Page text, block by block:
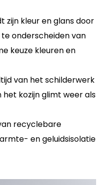
zijn kleur en glans door
te onderscheiden van
keuze kleuren en
van het schilderwerk
het kozijn glimt weer als
recyclebare
en geluidsisolatie